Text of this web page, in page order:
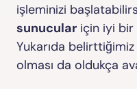
işleminizi
sunucular için iyi bir
Yukarıda
olması da oldukça